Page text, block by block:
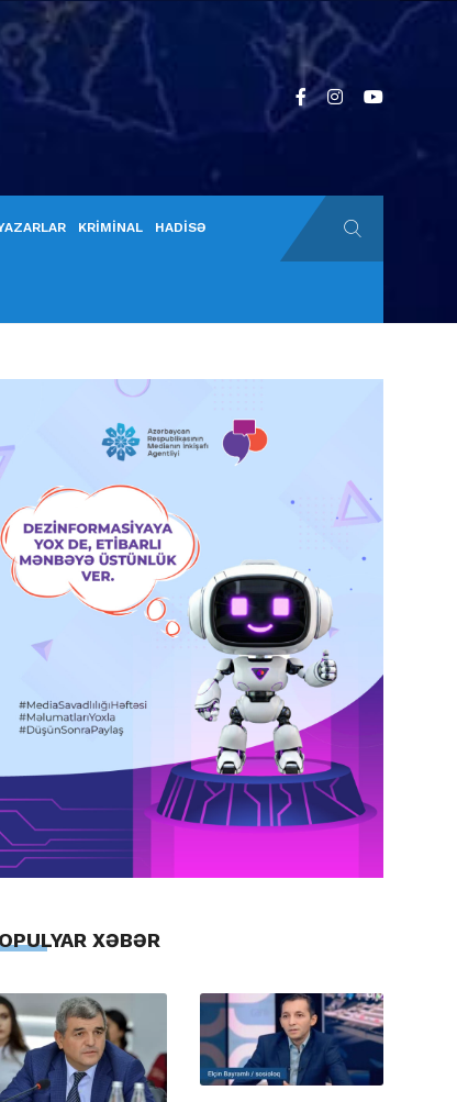
KRİMİNAL HADİSƏ
XƏBƏR